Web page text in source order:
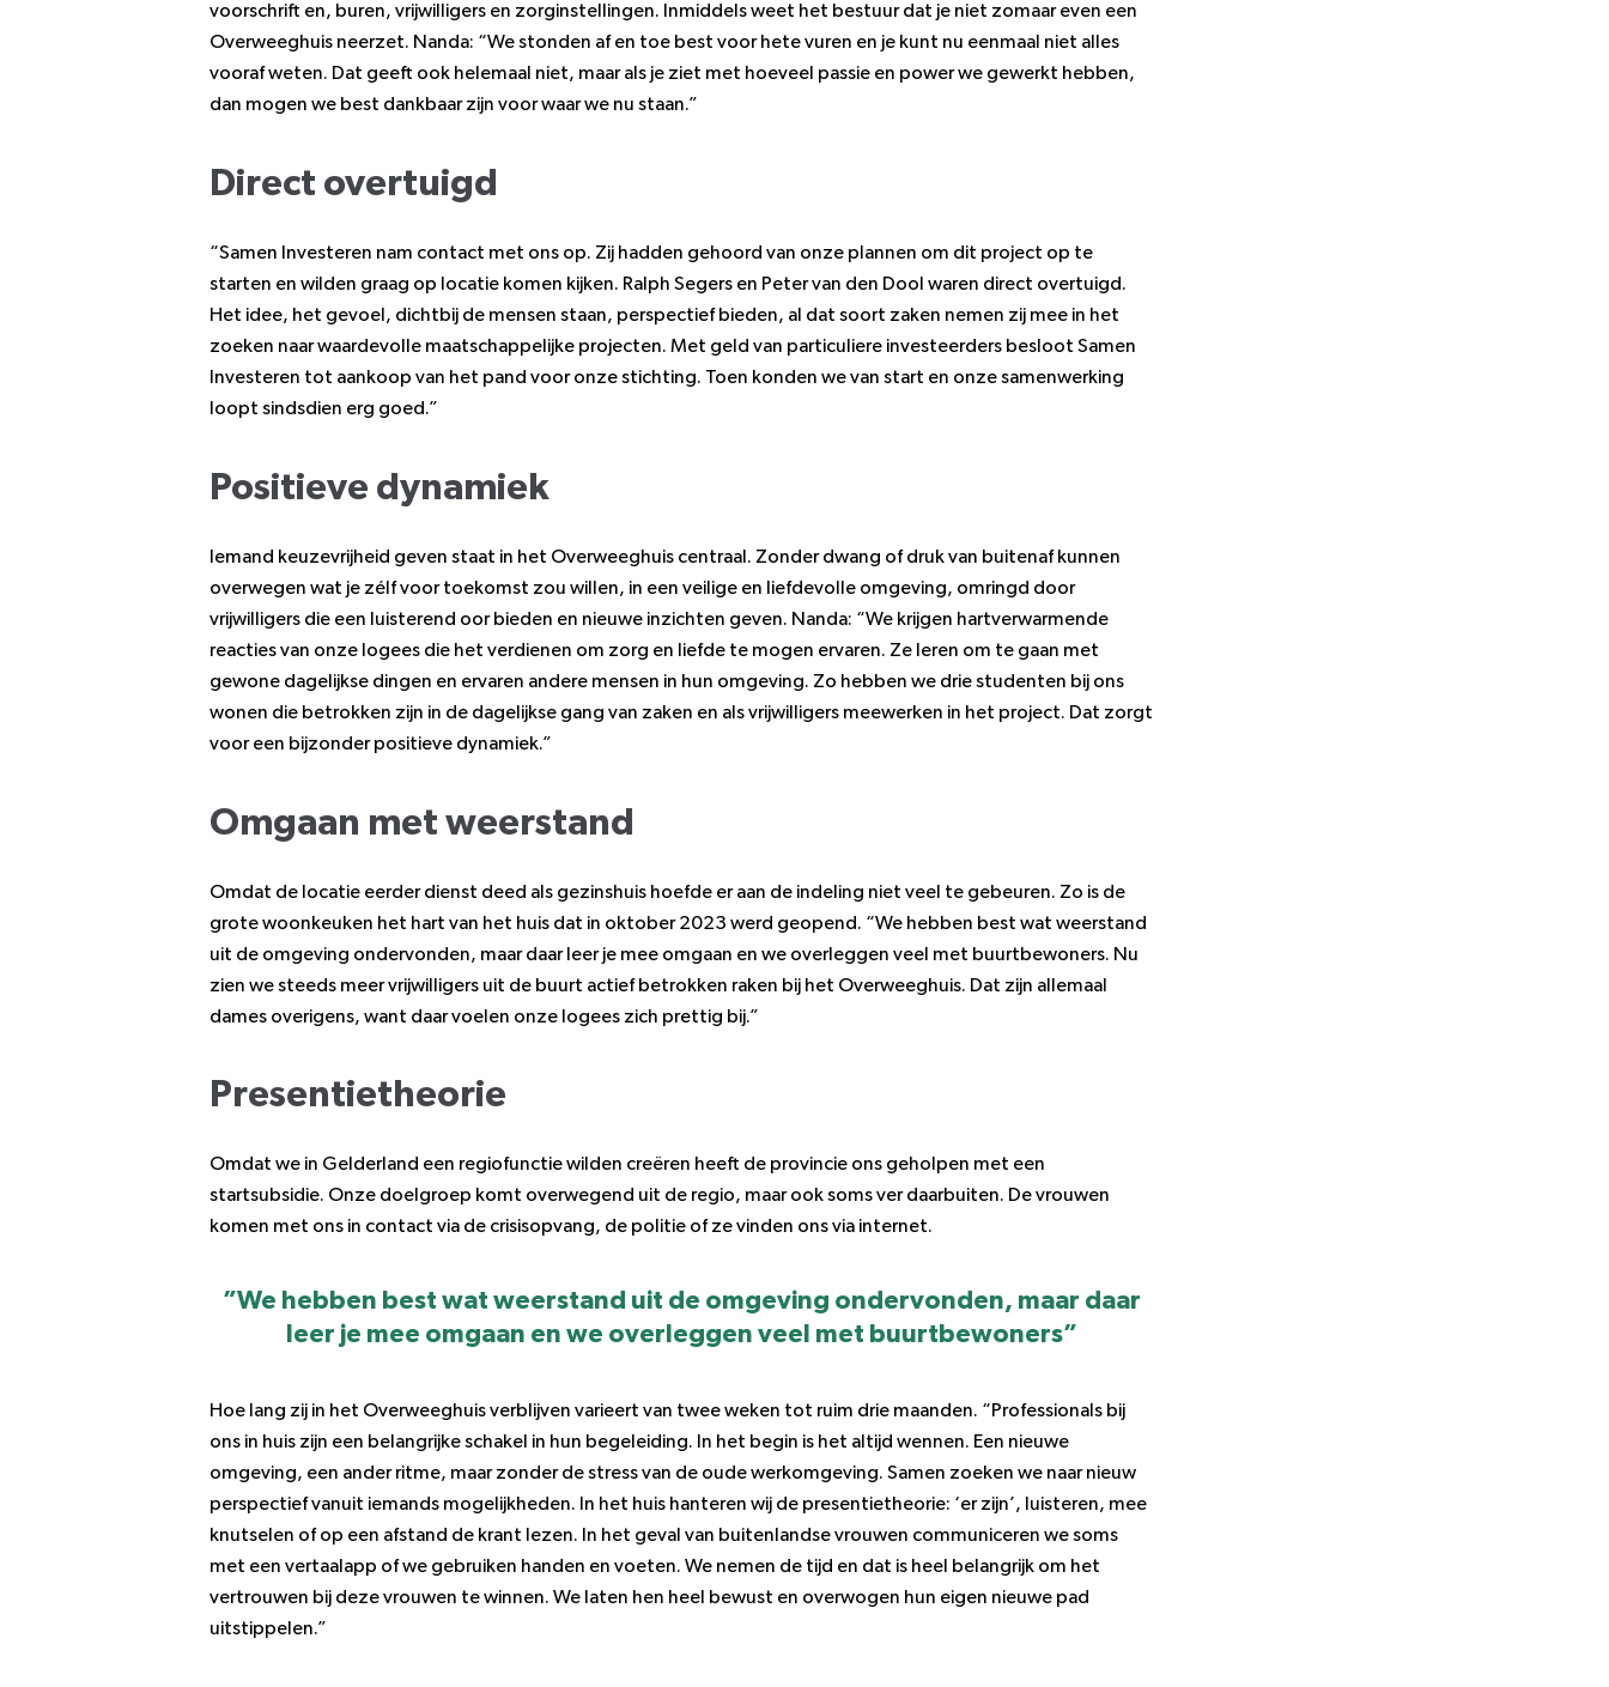
voorschrift en, buren, vrijwilligers en zorginstellingen. Inmiddels weet het bestuur dat je niet zomaar even een
Overweeghuis neerzet. Nanda: “We stonden af en toe best voor hete vuren en je kunt nu eenmaal niet alles
vooraf weten. Dat geeft ook helemaal niet, maar als je ziet met hoeveel passie en power we gewerkt hebben,
dan mogen we best dankbaar zijn voor waar we nu staan.”
Direct overtuigd
“Samen Investeren nam contact met ons op. Zij hadden gehoord van onze plannen om dit project op te
starten en wilden graag op locatie komen kijken. Ralph Segers en Peter van den Dool waren direct overtuigd.
Het idee, het gevoel, dichtbij de mensen staan, perspectief bieden, al dat soort zaken nemen zij mee in het
zoeken naar waardevolle maatschappelijke projecten. Met geld van particuliere investeerders besloot Samen
Investeren tot aankoop van het pand voor onze stichting. Toen konden we van start en onze samenwerking
loopt sindsdien erg goed.”
Positieve dynamiek
Iemand keuzevrijheid geven staat in het Overweeghuis centraal. Zonder dwang of druk van buitenaf kunnen
overwegen wat je zélf voor toekomst zou willen, in een veilige en liefdevolle omgeving, omringd door
vrijwilligers die een luisterend oor bieden en nieuwe inzichten geven. Nanda: “We krijgen hartverwarmende
reacties van onze logees die het verdienen om zorg en liefde te mogen ervaren. Ze leren om te gaan met
gewone dagelijkse dingen en ervaren andere mensen in hun omgeving. Zo hebben we drie studenten bij ons
wonen die betrokken zijn in de dagelijkse gang van zaken en als vrijwilligers meewerken in het project. Dat zorgt
voor een bijzonder positieve dynamiek.”
Omgaan met weerstand
Omdat de locatie eerder dienst deed als gezinshuis hoefde er aan de indeling niet veel te gebeuren. Zo is de
grote woonkeuken het hart van het huis dat in oktober 2023 werd geopend. “We hebben best wat weerstand
uit de omgeving ondervonden, maar daar leer je mee omgaan en we overleggen veel met buurtbewoners. Nu
zien we steeds meer vrijwilligers uit de buurt actief betrokken raken bij het Overweeghuis. Dat zijn allemaal
dames overigens, want daar voelen onze logees zich prettig bij.”
Presentietheorie
Omdat we in Gelderland een regiofunctie wilden creëren heeft de provincie ons geholpen met een
startsubsidie. Onze doelgroep komt overwegend uit de regio, maar ook soms ver daarbuiten. De vrouwen
komen met ons in contact via de crisisopvang, de politie of ze vinden ons via internet.
”We hebben best wat weerstand uit de omgeving ondervonden, maar daar
leer je mee omgaan en we overleggen veel met buurtbewoners”
Hoe lang zij in het Overweeghuis verblijven varieert van twee weken tot ruim drie maanden. “Professionals bij
ons in huis zijn een belangrijke schakel in hun begeleiding. In het begin is het altijd wennen. Een nieuwe
omgeving, een ander ritme, maar zonder de stress van de oude werkomgeving. Samen zoeken we naar nieuw
perspectief vanuit iemands mogelijkheden. In het huis hanteren wij de presentietheorie: ‘er zijn’, luisteren, mee
knutselen of op een afstand de krant lezen. In het geval van buitenlandse vrouwen communiceren we soms
met een vertaalapp of we gebruiken handen en voeten. We nemen de tijd en dat is heel belangrijk om het
vertrouwen bij deze vrouwen te winnen. We laten hen heel bewust en overwogen hun eigen nieuwe pad
uitstippelen.”